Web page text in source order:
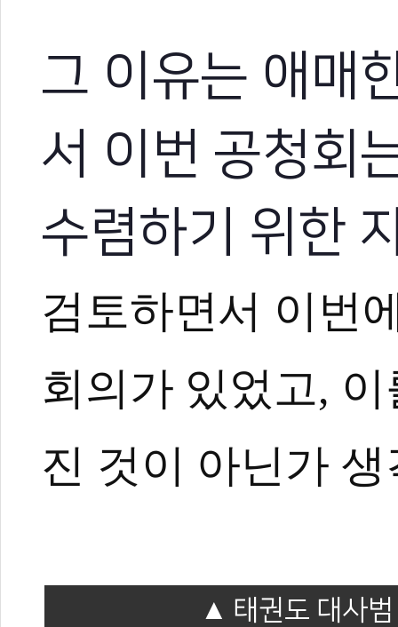
그 이유는 애매
서 이번 공청회
수렴하기 위한
검토하면서 이번
회의가 있었고,
진 것이 아닌가
태권도 대사